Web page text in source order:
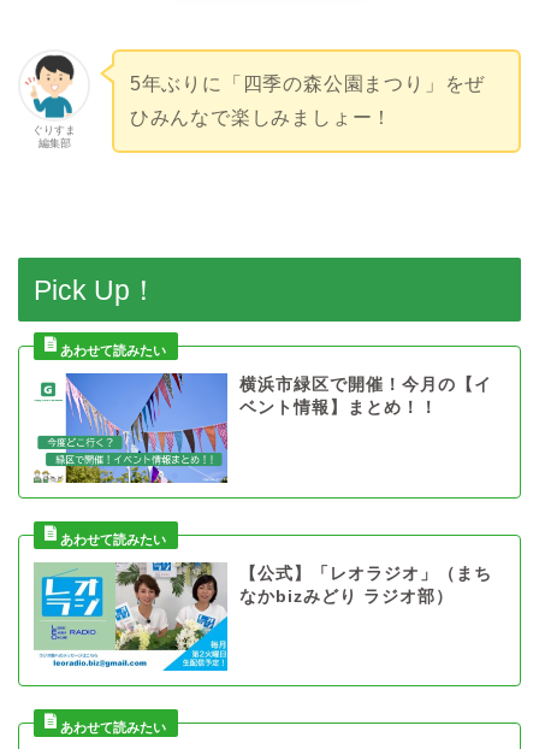
ぐりすま
編集部
5年ぶりに「四季の森公園まつり」をぜ
ひみんなで楽しみましょー！
Pick Up！
横浜市緑区で開催！今月の【イ
ベント情報】まとめ！！
【公式】「レオラジオ」（まち
なかbizみどり ラジオ部）